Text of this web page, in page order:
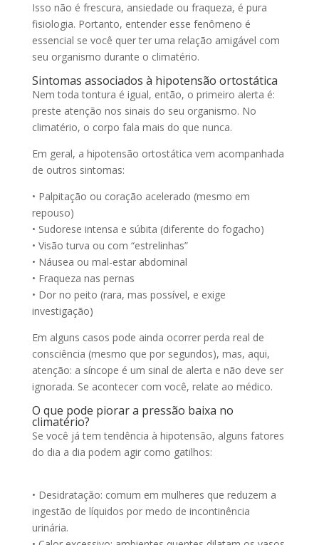
Isso não é frescura, ansiedade ou fraqueza, é pura
fisiologia. Portanto, entender esse fenômeno é
essencial se você quer ter uma relação amigável com
seu organismo durante o climatério.
Sintomas associados à hipotensão ortostática
Nem toda tontura é igual, então, o primeiro alerta é:
preste atenção nos sinais do seu organismo. No
climatério, o corpo fala mais do que nunca.
Em geral, a hipotensão ortostática vem acompanhada
de outros sintomas:
• Palpitação ou coração acelerado (mesmo em
repouso)
• Sudorese intensa e súbita (diferente do fogacho)
• Visão turva ou com “estrelinhas”
• Náusea ou mal-estar abdominal
• Fraqueza nas pernas
• Dor no peito (rara, mas possível, e exige
investigação)
Em alguns casos pode ainda ocorrer perda real de
consciência (mesmo que por segundos), mas, aqui,
atenção: a síncope é um sinal de alerta e não deve ser
ignorada. Se acontecer com você, relate ao médico.
O que pode piorar a pressão baixa no
climatério?
Se você já tem tendência à hipotensão, alguns fatores
do dia a dia podem agir como gatilhos:
• Desidratação: comum em mulheres que reduzem a
ingestão de líquidos por medo de incontinência
urinária.